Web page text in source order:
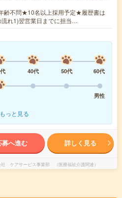
齢不問★10名以上採用予定★履歴書は
れ1)翌営業日までに担当…
40代 50代
60代
男性
もっと見る
募へ進む 詳しく見る
社 ケアサービス事業部 （医療福祉介護関連）